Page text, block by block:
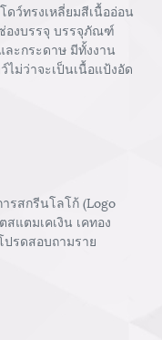
ว์ทรงเหลี่ยมสีเนื้ออ่อน
องบรรจุ บรรจุภัณฑ์
ะกระดาษ มีทั้งงาน
ม่ว่าจะเป็นเนื้อแป้งอัด
รสกรีนโลโก้ (Logo
แตมเคเงิน เคทอง
ปรดสอบถามราย